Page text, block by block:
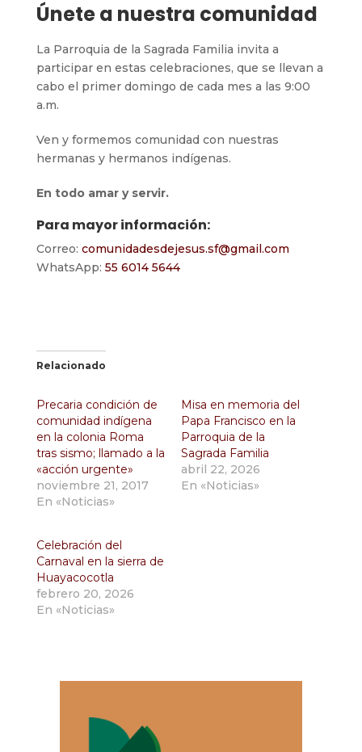
Únete a nuestra comunidad
La Parroquia de la Sagrada Familia invita a
participar en estas celebraciones, que se llevan a
cabo el primer domingo de cada mes a las 9:00
a.m.
Ven y formemos comunidad con nuestras
hermanas y hermanos indígenas.
En todo amar y servir.
Para mayor información:
Correo: comunidadesdejesus.sf@gmail.com
WhatsApp: 55 6014 5644
Relacionado
Precaria condición de
comunidad indígena
en la colonia Roma
tras sismo; llamado a la
«acción urgente»
noviembre 21, 2017
En «Noticias»
Misa en memoria del
Papa Francisco en la
Parroquia de la
Sagrada Familia
abril 22, 2026
En «Noticias»
Celebración del
Carnaval en la sierra de
Huayacocotla
febrero 20, 2026
En «Noticias»